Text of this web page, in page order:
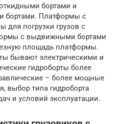
бортами и
Платформы с
для погрузки грузов с
с выдвижными бортами
площадь платформы.
бывают электрическими и
гидроборты более
– более мощные
выбор типа гидроборта
и условий эксплуатации.